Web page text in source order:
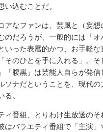
い込むことだ。
アなファンは、芸風と（妄想
のだろうが、一般的には「オ
いった表層的かつ、お手軽
そのひとを手に入れる」。そ
「腹黒」は芸能人自らが発
ソナだということを、現代
。
ィ番組、とりわけ生放送の
はバラエティ番組で「主演」